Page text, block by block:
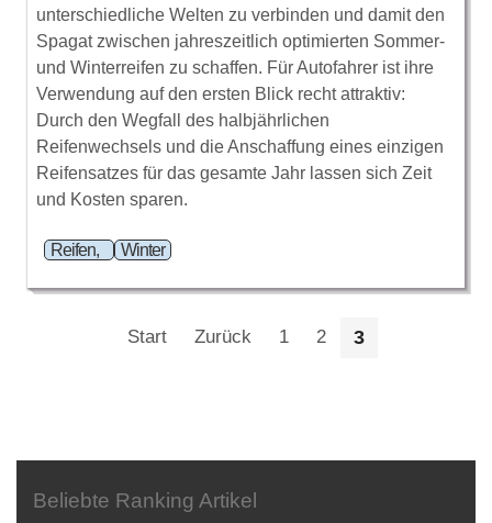
unterschiedliche Welten zu verbinden und damit den
Spagat zwischen jahreszeitlich optimierten Sommer-
und Winterreifen zu schaffen. Für Autofahrer ist ihre
Verwendung auf den ersten Blick recht attraktiv:
Durch den Wegfall des halbjährlichen
Reifenwechsels und die Anschaffung eines einzigen
Reifensatzes für das gesamte Jahr lassen sich Zeit
und Kosten sparen.
Reifen, Winter
Start Zurück 1 2 3
Beliebte Ranking Artikel